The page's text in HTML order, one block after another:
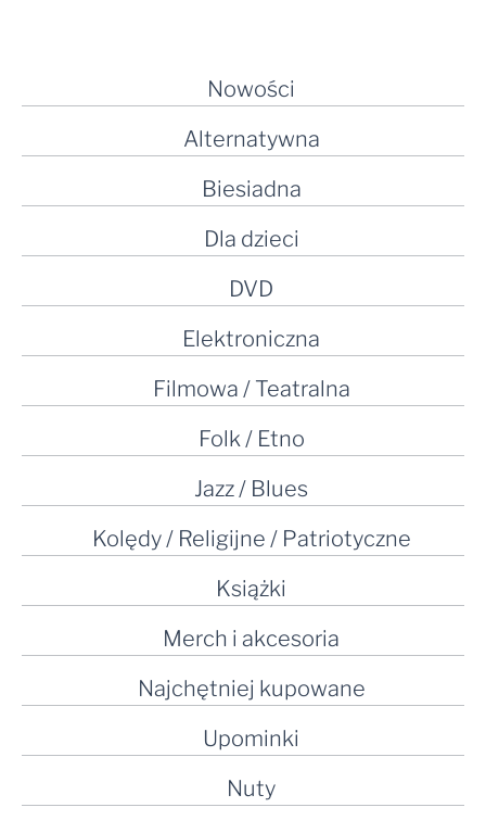
Nowości
Alternatywna
Biesiadna
Dla dzieci
DVD
Elektroniczna
Filmowa / Teatralna
Folk / Etno
Jazz / Blues
Kolędy / Religijne / Patriotyczne
Książki
Merch i akcesoria
Najchętniej kupowane
Upominki
Nuty